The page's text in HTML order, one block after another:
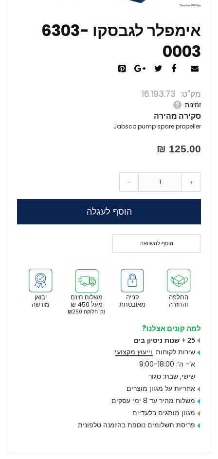
אימפלר לגבסקו 6303-
0003
מק”ט 16.193.73
זמינות
סקירה מהירה
Jabsco pump spare propeller
125.00 ₪
- +
הוסף לעגלה
הוסף להשוואה
יבואן
מורשה
משלוח חינם
מעל 450 ₪
נק’ חלוקה ₪250
קנייה
מאובטחת
החלפה
והחזרה
למה קונים אצלנו?
25 + שנות ניסיון בים
שירות לקוחות וייעוץ מקצועי:
א’- ה’: 9:00-18:00
שישי, שבת: סגור
אחריות על מגוון מוצרים
משלוח מהיר עד 8 ימי עסקים
מגוון מותגים בלעדיים
פריסת תשלומים נוספת בהזמנה טלפונית